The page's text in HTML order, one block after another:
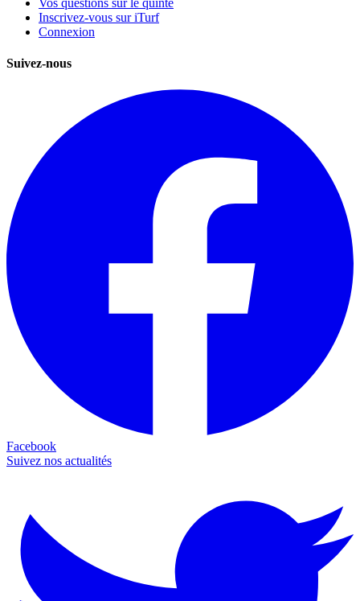
Vos questions sur le quinté
Inscrivez-vous sur iTurf
Connexion
Suivez-nous
Facebook
Suivez nos actualités